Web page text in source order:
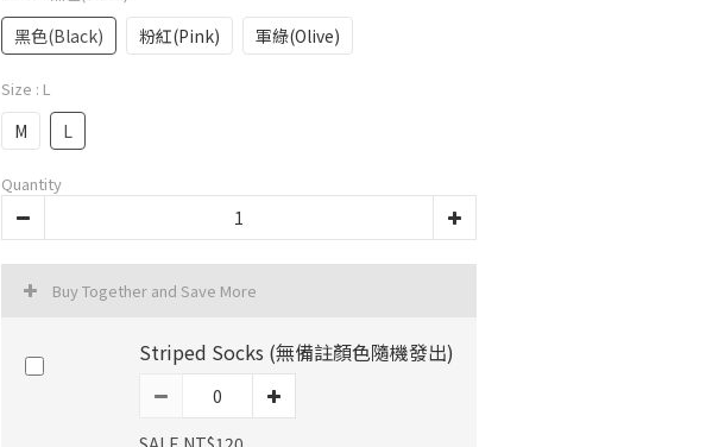
黑色(Black) 粉紅(Pink) 軍綠(Olive)
Size : L
M L
Quantity
Buy Together and Save More
Striped Socks (無備註顏色隨機發出)